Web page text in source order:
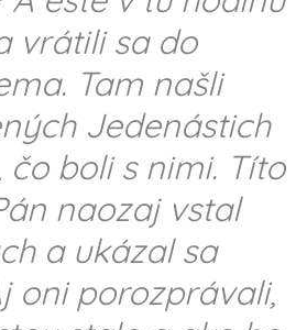
vrátili sa do
Tam našli
Jedenástich
boli s nimi. Títo
naozaj vstal
a ukázal sa
oni porozprávali,